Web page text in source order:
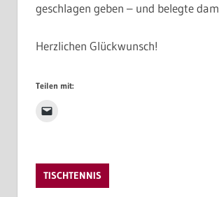
geschlagen geben – und belegte
Herzlichen Glückwunsch!
Teilen mit:
TISCHTENNIS